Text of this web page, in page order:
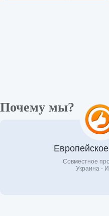
Почему мы?
Совместное
Украина -